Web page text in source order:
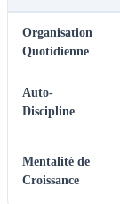
Organisation
Quotidienne
Auto-
Discipline
Mentalité de
Croissance